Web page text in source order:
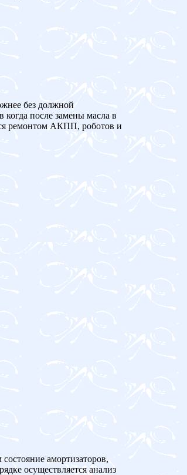
без должной
после замены масла в
ремонтом АКПП, роботов и
амортизаторов,
осуществляется анализ